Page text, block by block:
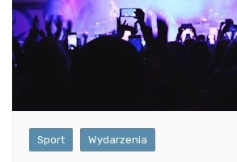
Sport Wydarzenia